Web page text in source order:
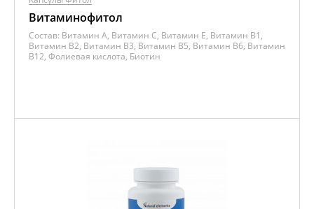
Витаминофитол
Состав: Витамин A, Витамин C, Витамин E, Витамин B1,
Витамин B2, Витамин B3, Витамин B5, Витамин B6, Витамин
B12, Фолиевая кислота, Биотин